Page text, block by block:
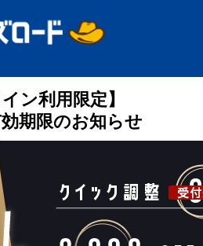
ン利用限定】
期限のお知らせ